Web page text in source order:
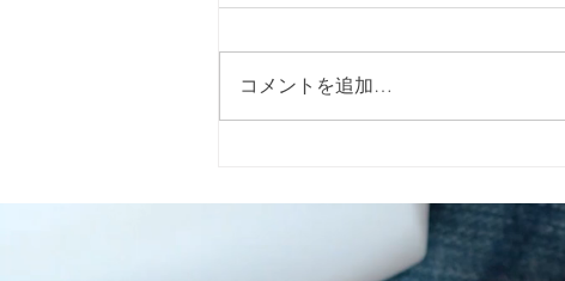
リボンマルシェ」 に出店いた
コメントを追加…